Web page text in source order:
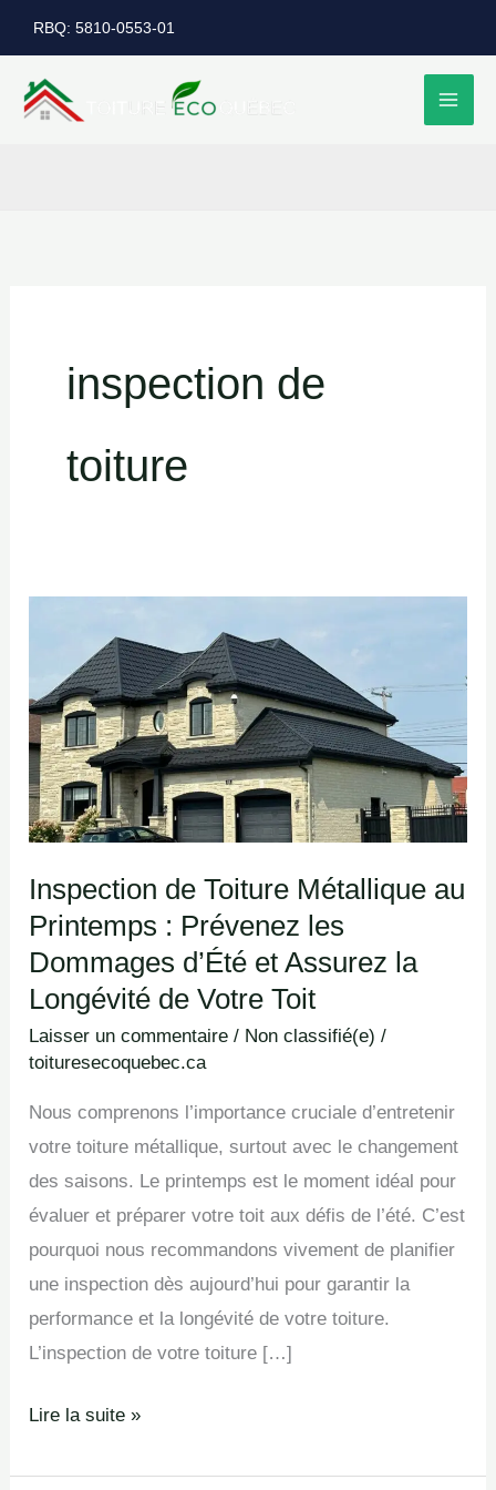
au
contenu
RBQ: 5810-0553-01
inspection de
toiture
Inspection de Toiture Métallique au
Printemps : Prévenez les
Dommages d’Été et Assurez la
Longévité de Votre Toit
Laisser un commentaire / Non classifié(e) /
toituresecoquebec.ca
Nous comprenons l’importance cruciale d’entretenir
votre toiture métallique, surtout avec le changement
des saisons. Le printemps est le moment idéal pour
évaluer et préparer votre toit aux défis de l’été. C’est
pourquoi nous recommandons vivement de planifier
une inspection dès aujourd’hui pour garantir la
performance et la longévité de votre toiture.
L’inspection de votre toiture […]
Toiture
Métallique
au
Printemps
:
les
Dommages
d’Été
et
Assurez
la
Lire la suite »